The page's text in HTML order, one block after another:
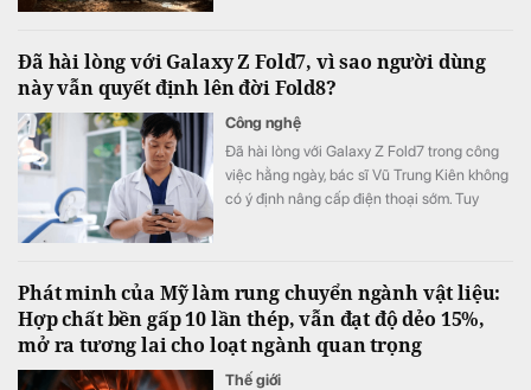
Đã hài lòng với Galaxy Z Fold7, vì sao người dùng
này vẫn quyết định lên đời Fold8?
Công nghệ
Đã hài lòng với Galaxy Z Fold7 trong công
việc hằng ngày, bác sĩ Vũ Trung Kiên không
có ý định nâng cấp điện thoại sớm. Tuy
tế.
Phát minh của Mỹ làm rung chuyển ngành vật liệu:
Hợp chất bền gấp 10 lần thép, vẫn đạt độ dẻo 15%,
mở ra tương lai cho loạt ngành quan trọng
Thế giới